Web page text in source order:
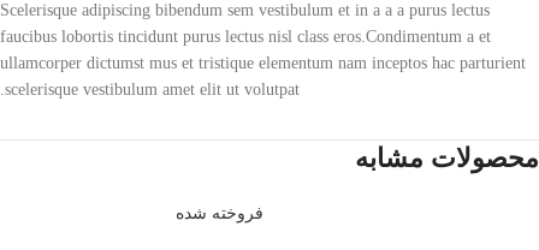
Scelerisque adipiscing bibendum sem vestibulum et in a a a purus lectus
faucibus lobortis tincidunt purus lectus nisl class eros.Condimentum a et
ullamcorper dictumst mus et tristique elementum nam inceptos hac parturient
scelerisque vestibulum amet elit ut volutpat.
محصولات مشابه
فروخته شده